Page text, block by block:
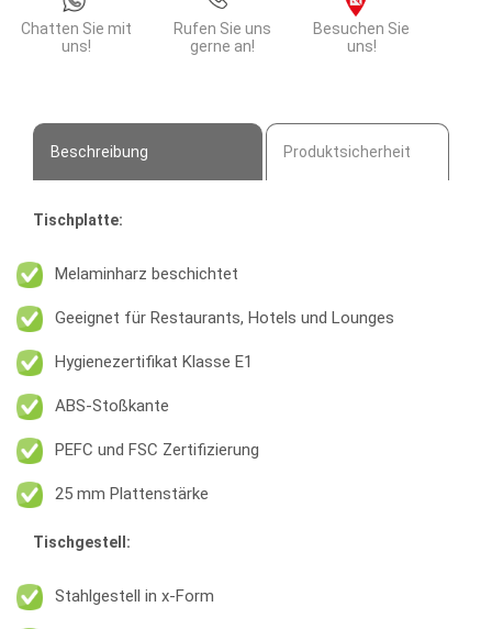
Menge
Chatten Sie mit
uns!
Rufen Sie uns
gerne an!
Besuchen Sie
uns!
Beschreibung Produktsicherheit
Tischplatte:
Melaminharz beschichtet
Geeignet für Restaurants, Hotels und Lounges
Hygienezertifikat Klasse E1
ABS-Stoßkante
PEFC und FSC Zertifizierung
25 mm Plattenstärke
Tischgestell:
Stahlgestell in x-Form